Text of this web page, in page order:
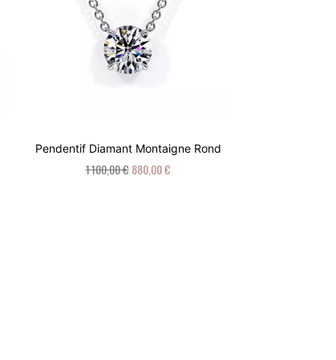
Pendentif Diamant Montaigne Rond
1 100,00 € 880,00 €